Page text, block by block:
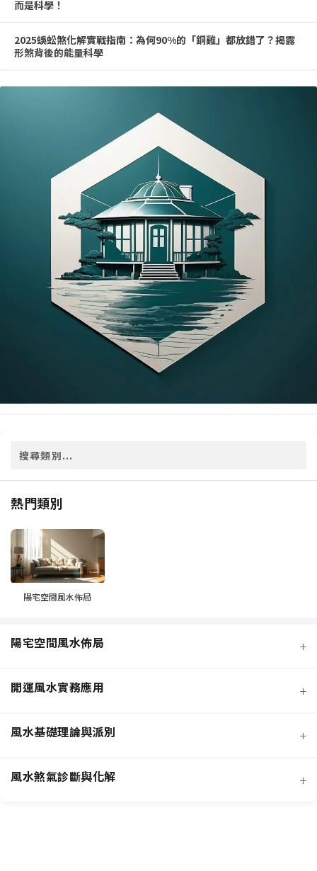
而是科學！
2025蜈蚣煞化解實戰指南：為何90%的「銅雞」都放錯了？揭露
形煞背後的能量科學
熱門類別
陽宅空間風水佈局
陽宅空間風水佈局 +
開運風水實務應用 +
風水基礎理論與派別 +
風水煞氣診斷與化解 +